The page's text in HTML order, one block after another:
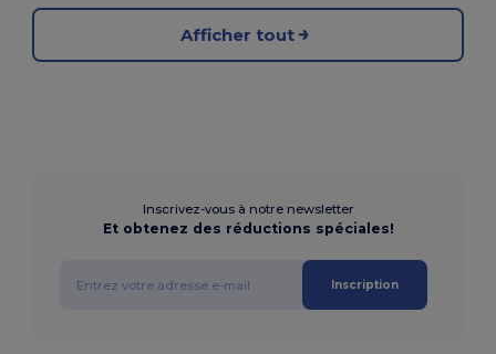
Afficher tout
Inscrivez-vous à notre newsletter
Et obtenez des réductions spéciales!
Inscription